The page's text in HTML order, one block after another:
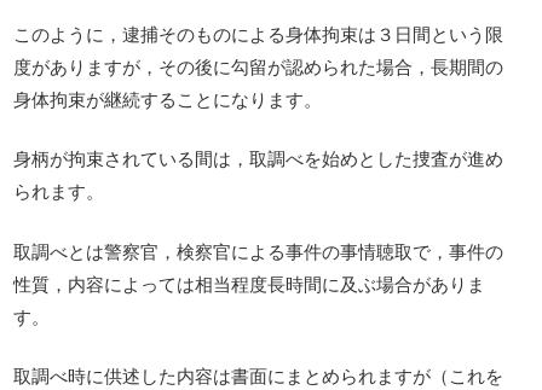
このように，逮捕そのものによる身体拘束は３日間という限
度がありますが，その後に勾留が認められた場合，長期間の
身体拘束が継続することになります。
身柄が拘束されている間は，取調べを始めとした捜査が進め
られます。
取調べとは警察官，検察官による事件の事情聴取で，事件の
性質，内容によっては相当程度長時間に及ぶ場合がありま
す。
取調べ時に供述した内容は書面にまとめられますが（これを